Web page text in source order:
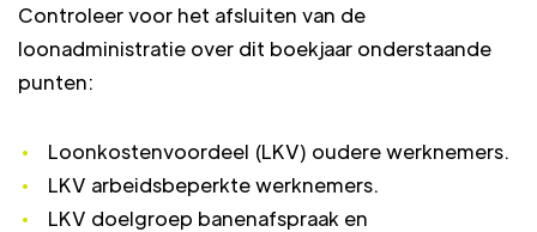
Controleer voor het afsluiten van de
loonadministratie over dit boekjaar onderstaande
punten:
Loonkostenvoordeel (LKV) oudere werknemers.
LKV arbeidsbeperkte werknemers.
LKV doelgroep banenafspraak en